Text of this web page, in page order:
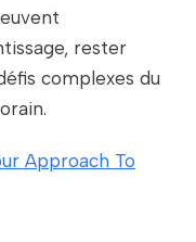
rester
complexes du
Approach To